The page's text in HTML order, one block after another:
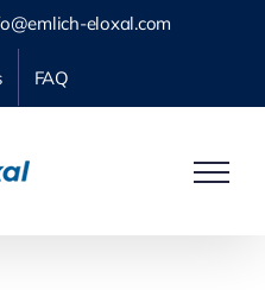
eloxal.com
FAQ